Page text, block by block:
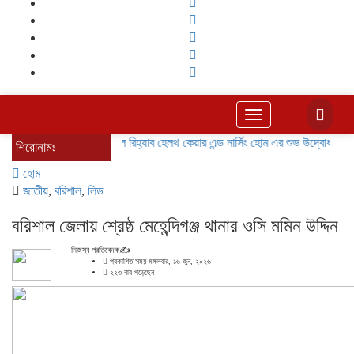
Toggle
navigation
শিরোনামঃ বরিশালে রিহ্যাব হেলথ কেয়ার এন্ড নার্সিং হোম এর শুভ উদ্বোধন
হোম
জাতীয়, বরিশাল, লিড
বরিশাল জেলায় শ্রেষ্ঠ মেহেন্দিগঞ্জ থানার ওসি মমিন উদ্দিন
নিজস্ব প্রতিবেদক✍️
প্রকাশিত সময় মঙ্গলবার, ১৬ জুন, ২০২৬
২২৩ বার পড়েছেন